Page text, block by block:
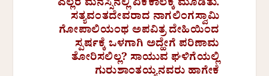
ಎಲ್ಲರ ಮನಸ್ಸಿನಲ್ಲಿ ಏಕಕಾಲಕ್ಕೆ ಮೂಡಿತು.
ಸತ್ಯವಂತದೇವರಾದ ನಾಗಲಿಂಗಸ್ವಾಮಿ
ಗೋಪಾಲಿಯಂಥ ಅಪವಿತ್ರ ದೇಹಿಯಿಂದ
ಸ್ಪರ್ಷಕ್ಕೆ ಒಳಗಾಗಿ ಅದ್ಹೇಗೆ ಪರಿಣಾಮ
ತೋರಿಸಲಿಲ್ಲ? ಸಾಯುವ ಘಳಿಗೆಯಲ್ಲಿ